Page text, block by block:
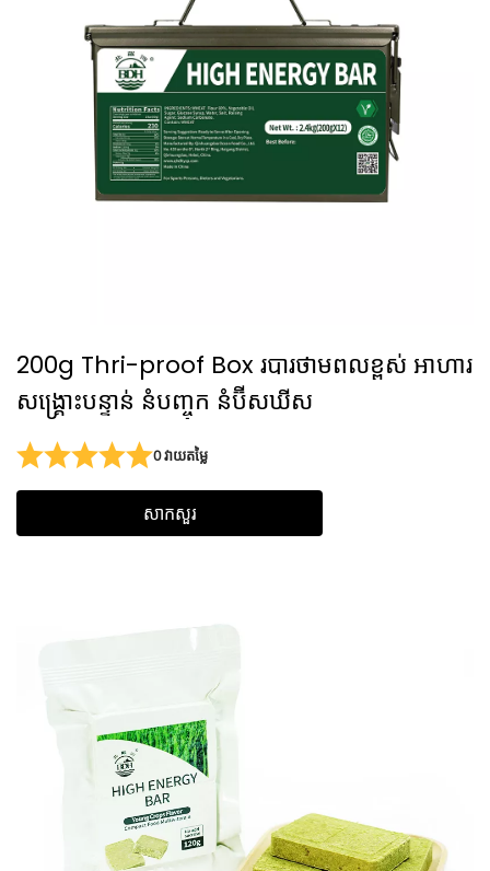
200g Thri-proof Box របារថាមពលខ្ពស់ អាហារ
សង្គ្រោះបន្ទាន់ នំបញ្ចុក នំប៊ីសឃីស
0 វាយតម្លៃ
សាកសួរ